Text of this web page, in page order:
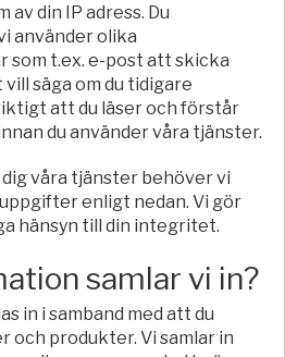
din IP adress. Du
använder olika
som t.ex. e-post att skicka
säga om du tidigare
att du läser och förstår
du använder våra tjänster.
våra tjänster behöver vi
enligt nedan. Vi gör
hänsyn till din integritet.
samlar vi in?
in i samband med att du
och produkter. Vi samlar in